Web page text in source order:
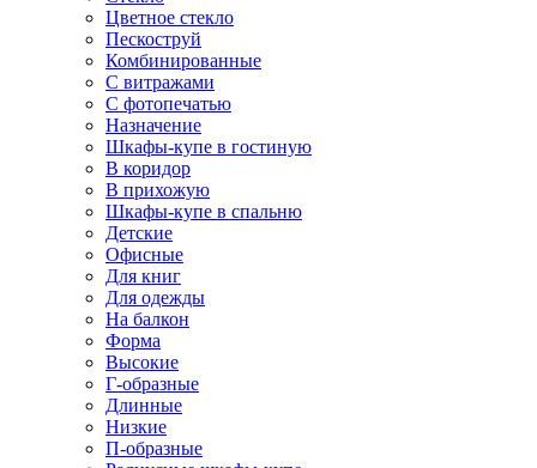
Цветное стекло
Пескоструй
Комбинированные
С витражами
С фотопечатью
Назначение
Шкафы-купе в гостиную
В коридор
В прихожую
Шкафы-купе в спальню
Детские
Офисные
Для книг
Для одежды
На балкон
Форма
Высокие
Г-образные
Длинные
Низкие
П-образные